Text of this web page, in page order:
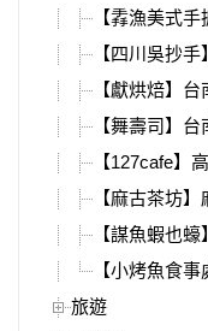
【掱漁美式
【四川吳抄
【獻烘焙】
【舞壽司】
【127cafe】
【麻古茶坊
【謀魚蝦也
【小烤魚食
旅遊